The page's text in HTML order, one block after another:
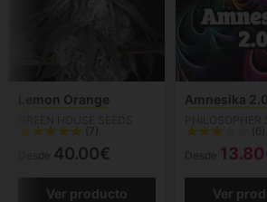
Lemon Orange
(7)
Desde 40.00€
Ver producto
Amnesika 2.0
(6)
Desde
Ver